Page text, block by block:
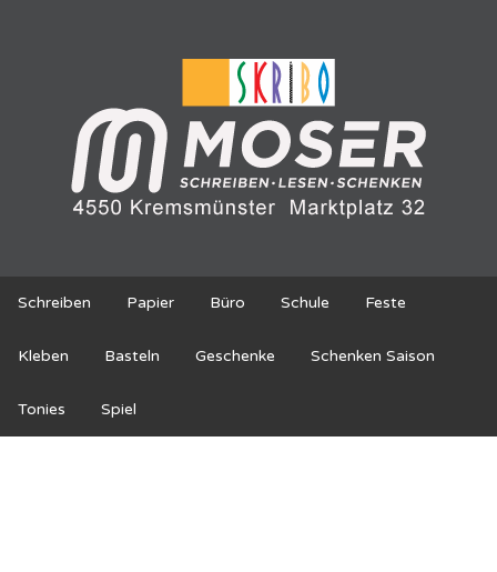
Schreiben Papier Büro Schule Feste
Kleben Basteln Geschenke Schenken Saison
Tonies Spiel